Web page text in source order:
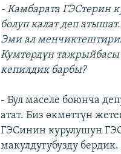
- Камбарата ГЭСтерин
болуп калат деп
Эми ал
Кумтөрдүн тажрыйбасы
кепилдик барбы?
- Бул маселе боюнча
атат. Биз өкмөттүн
ГЭСинин курулушун
макулдугубузду